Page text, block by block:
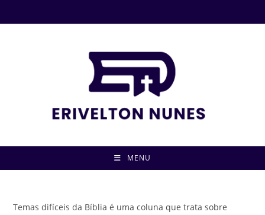
MENU
Temas difíceis da Bíblia é uma coluna que trata sobre